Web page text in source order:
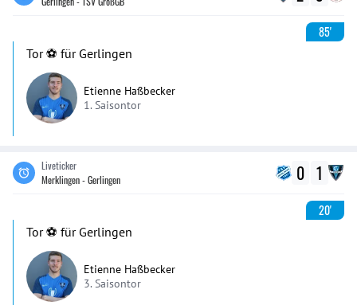
85'
Tor ⚽️ für Gerlingen
Etienne Haßbecker
1. Saisontor
Liveticker
Merklingen - Gerlingen
0 1
20'
Tor ⚽️ für Gerlingen
Etienne Haßbecker
3. Saisontor